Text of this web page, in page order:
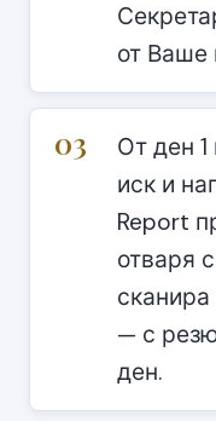
от Ваше
03
От ден 1
иск и
Report
отваря
— с
ден.